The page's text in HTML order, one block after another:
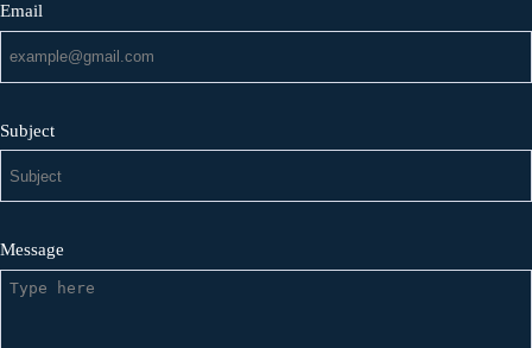
Email
Subject
Message